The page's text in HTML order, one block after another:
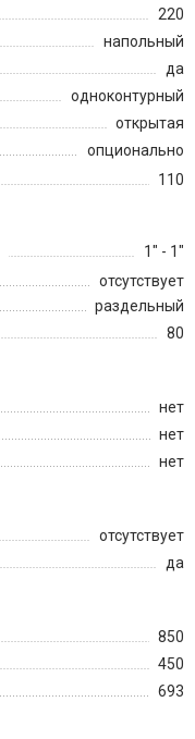
220
напольный
да
одноконтурный
открытая
опционально
110
1" - 1"
отсутствует
раздельный
80
нет
нет
нет
отсутствует
да
850
450
693